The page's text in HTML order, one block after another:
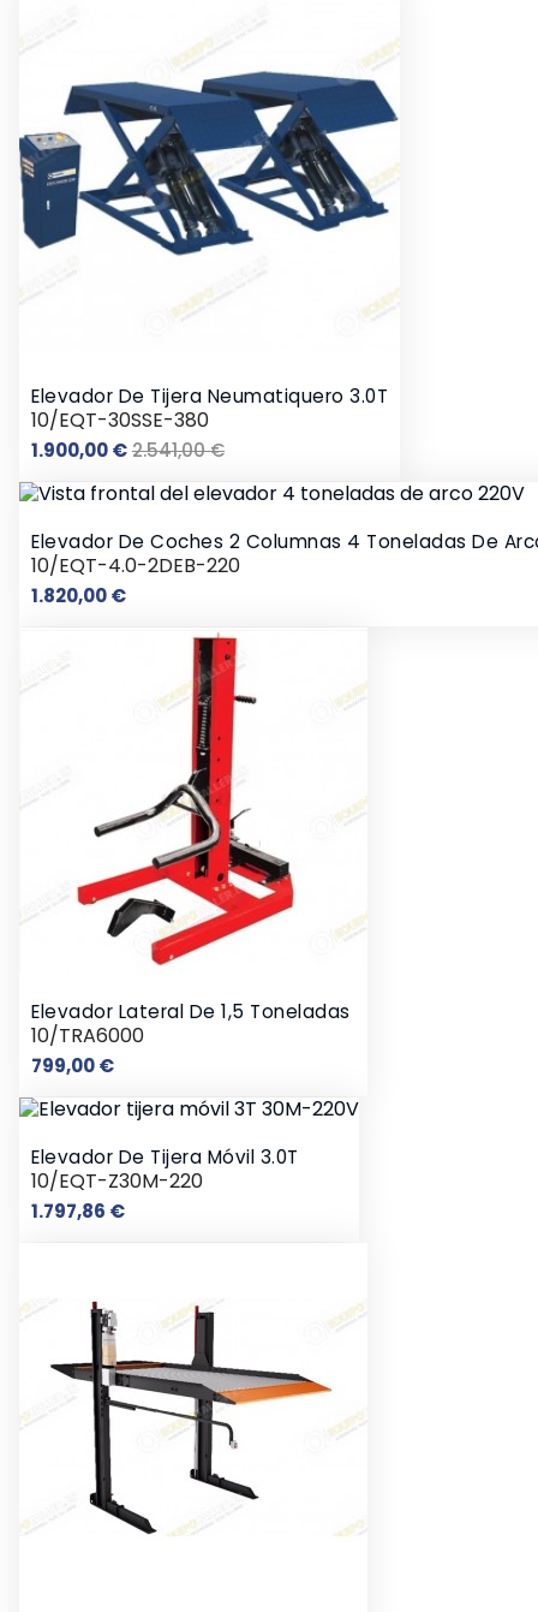
Elevador De Tijera Neumatiquero 3.0T
10/EQT-30SSE-380
1.900,00 €Precio
2.541,00 €Precio
Elevador De Coches 2 Columnas 4 Toneladas De
10/EQT-4.0-2DEB-220
1.820,00 €Precio
Elevador Lateral De 1,5 Toneladas
10/TRA6000
799,00 €Precio
Elevador De Tijera Móvil 3.0T
10/EQT-Z30M-220
1.797,86 €Precio